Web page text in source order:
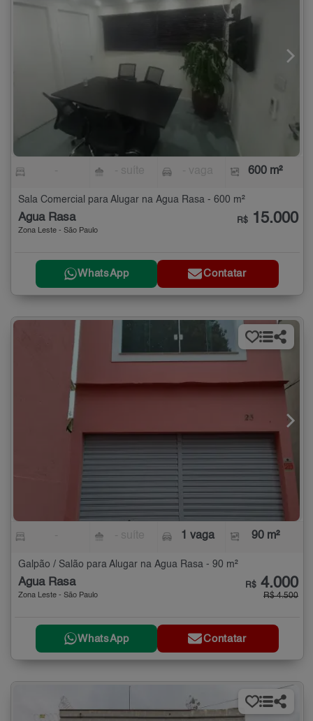
600 m²
Sala Comercial para Alugar na Água Rasa - 600 m²
Água Rasa
Zona Leste - São Paulo
R$ 15.000
WhatsApp Contatar
1 vaga 90 m²
Galpão / Salão para Alugar na Água Rasa - 90 m²
Água Rasa
Zona Leste - São Paulo
R$ 4.000
R$ 4.500
WhatsApp Contatar